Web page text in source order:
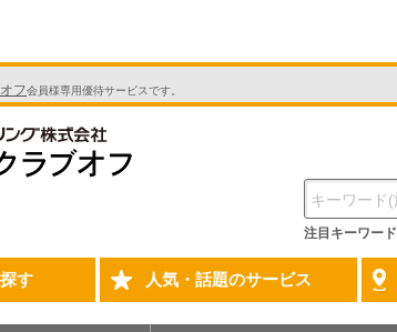
フ会員様専用優待サービスです。
注目キーワード
す 人気・話題のサービス